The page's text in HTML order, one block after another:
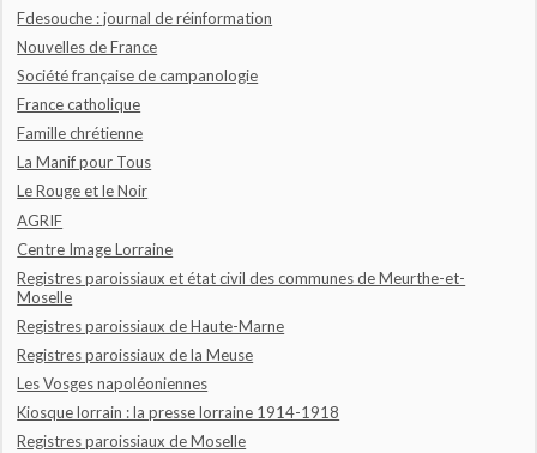
Fdesouche : journal de réinformation
Nouvelles de France
Société française de campanologie
France catholique
Famille chrétienne
La Manif pour Tous
Le Rouge et le Noir
AGRIF
Centre Image Lorraine
Registres paroissiaux et état civil des communes de Meurthe-et-
Moselle
Registres paroissiaux de Haute-Marne
Registres paroissiaux de la Meuse
Les Vosges napoléoniennes
Kiosque lorrain : la presse lorraine 1914-1918
Registres paroissiaux de Moselle